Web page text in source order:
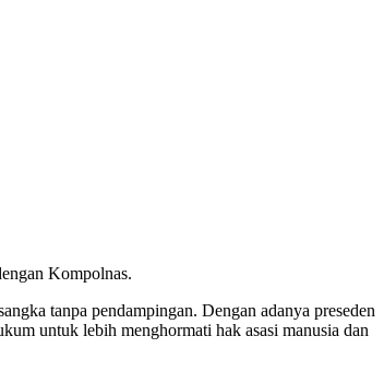
bantuan hukum yang sah untuk pendampingan
yang berlaku.